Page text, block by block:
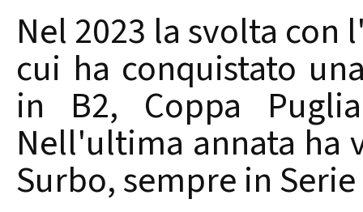
Nel 2023 la svolta con
cui ha conquistato
in B2, Coppa
Nell'ultima annata ha
Surbo, sempre in Serie